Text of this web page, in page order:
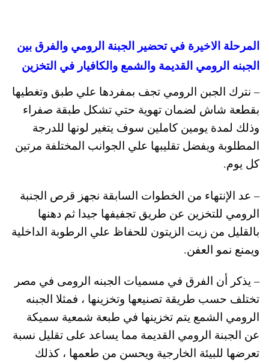
المرحلة الاخيرة في تحضير الجبنة الرومي والفرق بين
الجبنه الرومي القديمة والشمع والكافيار في التخزين
– نترك الجبن الرومي تجف بمفردها علي طبق وتغطيها
بقطعة شاش لضمان تهوية حتي تشكل طبقة صفراء
وذلك لمدة يومين كاملين سوف يتغير لونها للدرجة
المطلوبة ويفضل تقليبها علي الجوانب المختلفة مرتين
كل يوم.
– عد الإنتهاء من الخطوات السابقة نجهز قرص الجنبة
الرومي للتخزين عن طريق تجفيفها جيدا ثم دهنها
بالقليل من زيت الزيتون للحفاظ علي الرطوبة الداخلية
ويمنع نمو العفن.
– يذكر أن الفرق في مسميات الجبنه الرومى في مصر
تختلف حسب طريقة تصنيعها وتخزينها ، فمثلا الجبنه
الرومي الشمع يتم تخزينها في طبعة شمعية سميكة
عن الجبنة الرومي القديمة مما يساعد على تقليل نسبة
تعرضها للبيئة الخارجية ويحسن من طعمها ، كذلك